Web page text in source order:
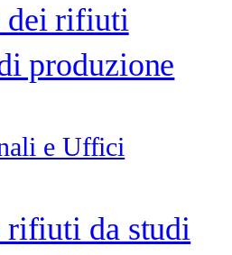
dei rifiuti
produzione
e Uffici
rifiuti da studi